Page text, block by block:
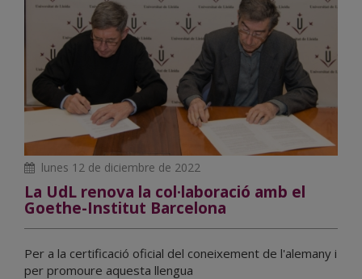
lunes 12 de diciembre de 2022
La UdL renova la col·laboració amb el
Goethe-Institut Barcelona
Per a la certificació oficial del coneixement de l'alemany i
per promoure aquesta llengua